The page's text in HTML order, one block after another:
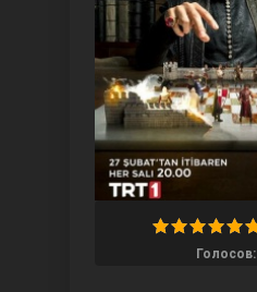
Запретный плод
Голосов: